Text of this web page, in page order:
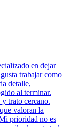
en dejar
trabajar como
detalle,
al terminar.
trato cercano.
valoran la
prioridad no es